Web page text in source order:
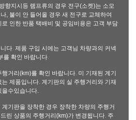
향지시등 램프류의 경우 전구(소켓)는 소모
, 불이 안 들어올 경우 새 전구로 교체하여
인한 반품 택배비 및 공임비용은 고객 부담
다. 제품 구입 시에는 고객님 차량과의 커넥
를 확인 바랍니다.
거리(km)를 확인 바랍니다. 미 기재된 계기
제품입니다. 계기판의 실 주행거리와 기재
을수있습니다.
기판을 장착한 경우 장착한 차량의 주행거
린 상품의 주행거리(km)가 변경됩니다. 주